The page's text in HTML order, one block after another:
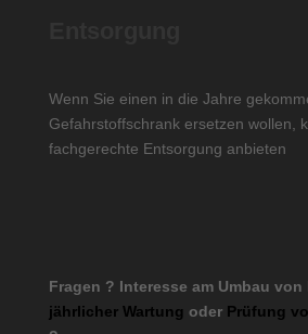
Wenn Sie einen in die Jahre
Gefahrstoffschrank ersetzen wollen,
fachgerechte Entsorgung anbieten
Fragen ? Interesse am Umbau
jährlicher Wartung oder Prüfung